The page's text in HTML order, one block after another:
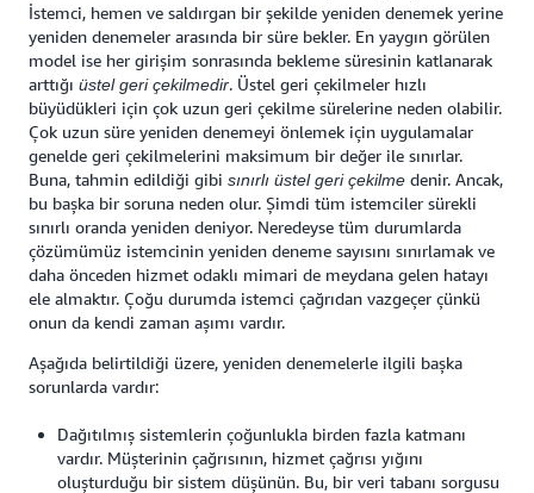
İstemci, hemen ve saldırgan bir şekilde yeniden denemek yerine
yeniden denemeler arasında bir süre bekler. En yaygın görülen
model ise her girişim sonrasında bekleme süresinin katlanarak
arttığı üstel geri çekilmedir. Üstel geri çekilmeler hızlı
büyüdükleri için çok uzun geri çekilme sürelerine neden olabilir.
Çok uzun süre yeniden denemeyi önlemek için uygulamalar
genelde geri çekilmelerini maksimum bir değer ile sınırlar.
Buna, tahmin edildiği gibi sınırlı üstel geri çekilme denir. Ancak,
bu başka bir soruna neden olur. Şimdi tüm istemciler sürekli
sınırlı oranda yeniden deniyor. Neredeyse tüm durumlarda
çözümümüz istemcinin yeniden deneme sayısını sınırlamak ve
daha önceden hizmet odaklı mimari de meydana gelen hatayı
ele almaktır. Çoğu durumda istemci çağrıdan vazgeçer çünkü
onun da kendi zaman aşımı vardır.
Aşağıda belirtildiği üzere, yeniden denemelerle ilgili başka
sorunlarda vardır:
Dağıtılmış sistemlerin çoğunlukla birden fazla katmanı
vardır. Müşterinin çağrısının, hizmet çağrısı yığını
oluşturduğu bir sistem düşünün. Bu, bir veri tabanı sorgusu